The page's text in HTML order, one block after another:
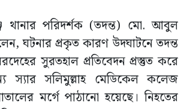
থানার পরিদর্শক (তদন্ত) মো. আবুল
ঘটনার প্রকৃত কারণ উদঘাটনে তদন্ত
সুরতহাল প্রতিবেদন প্রস্তুত করে
স্যার সলিমুল্লাহ মেডিকেল কলেজ
মর্গে পাঠানো হয়েছে। নিহতের